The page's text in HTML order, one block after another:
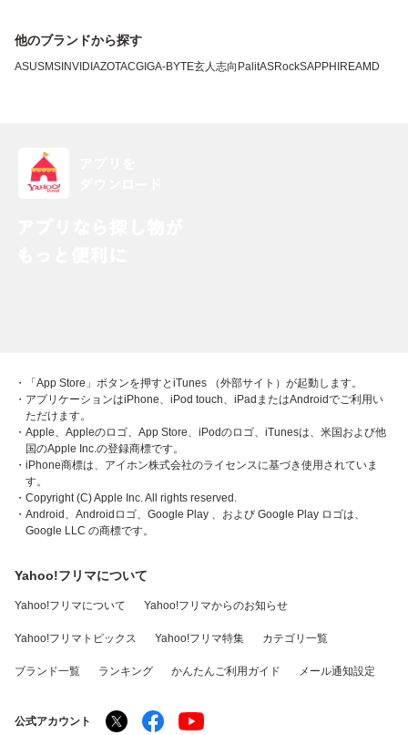
他のブランドから探す
ASUSMSI NVIDIAZOTACGIGA-BYTE玄人志向 PalitASRockSAPPHIREAMD
・「App Store」ボタンを押すとiTunes （外部サイト）が起動します。
・アプリケーションはiPhone、iPod touch、iPadまたはAndroidでご利用い
ただけます。
・Apple、Appleのロゴ、App Store、iPodのロゴ、iTunesは、米国および他
国のApple Inc.の登録商標です。
・iPhone商標は、アイホン株式会社のライセンスに基づき使用されていま
す。
・Copyright (C) Apple Inc. All rights reserved.
・Android、Androidロゴ、Google Play 、および Google Play ロゴは、
Google LLC の商標です。
Yahoo!フリマについて
Yahoo!フリマについて Yahoo!フリマからのお知らせ
Yahoo!フリマトピックス Yahoo!フリマ特集 カテゴリ一覧
ブランド一覧 ランキング かんたんご利用ガイド メール通知設定
公式アカウント